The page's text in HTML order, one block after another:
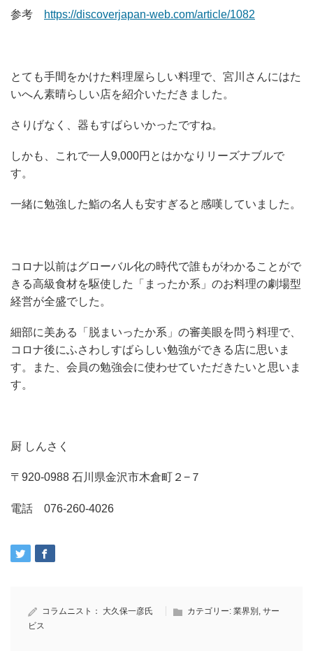
参考 ​ https://discoverjapan-web.com/article/1082
とても手間をかけた料理屋らしい料理で、宮川さんにはた
いへん素晴らしい店を紹介いただきました。
さりげなく、器もすばらいかったですね。
しかも、これで一人9,000円とはかなりリーズナブルで
す。
一緒に勉強した鮨の名人も安すぎると感嘆していました。
コロナ以前はグローバル化の時代で誰もがわかることがで
きる高級食材を駆使した「まったか系」のお料理の劇場型
経営が全盛でした。
細部に美ある「脱まいったか系」の審美眼を問う料理で、
コロナ後にふさわしすばらしい勉強ができる店に思いま
す。また、会員の勉強会に使わせていただきたいと思いま
す。
厨 しんさく
〒920-0988 石川県金沢市木倉町２−７
電話 076-260-4026
コラムニスト： 大久保一彦氏 カテゴリー: 業界別, サー
ビス